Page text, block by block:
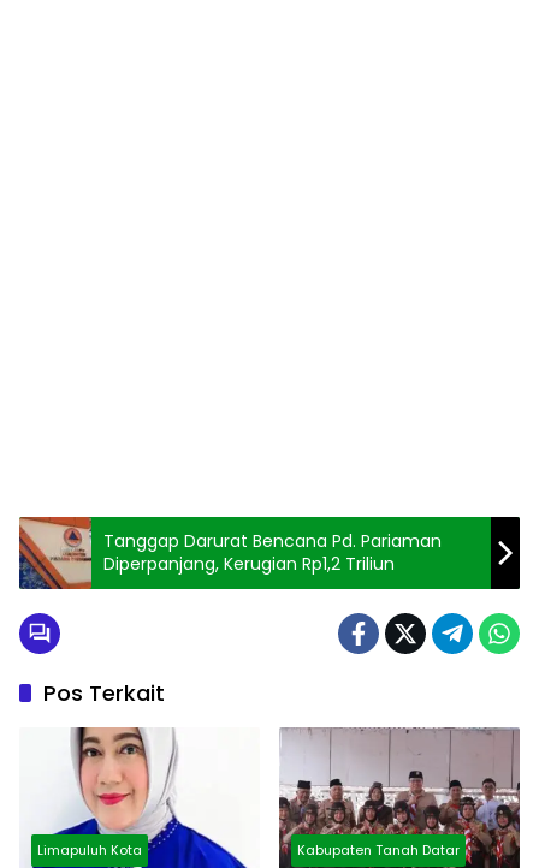
Tanggap Darurat Bencana Pd. Pariaman
Diperpanjang, Kerugian Rp1,2 Triliun
Pos Terkait
Limapuluh Kota Kabupaten Tanah Datar